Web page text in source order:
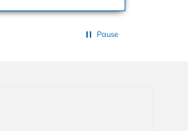
geärgert dass ich
Sachen kaufen konntePause